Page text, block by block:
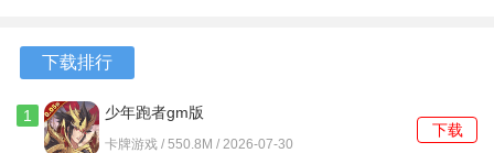
下载排行
1
少年跑者gm版
3.1.0.00010020 最新版
卡牌游戏 / 550.8M / 2026-07-30
下载